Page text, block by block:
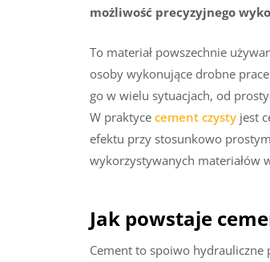
możliwość precyzyjnego
To materiał powszechnie
osoby wykonujące drobne
go w wielu sytuacjach, od
W praktyce cement czysty jest
efektu przy stosunkowo
wykorzystywanych materiałów
Jak powstaje
Cement to spoiwo